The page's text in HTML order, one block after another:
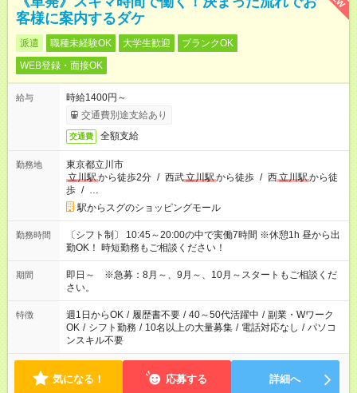
客様に案内するダケ
派遣 職種未経験OK 大学生歓迎
ブランクOK
WEB登録・面接OK
給与
時給1400円～
交通費別途支給あり
交通費 全額支給
勤務地
東京都立川市
立川駅から徒歩2分 / 西武立川駅から徒歩 / 西立川駅から徒
歩 / …
駅からスグのショッピングモール
勤務時間
〔シフト制〕 10:45～20:00の中で実働7時間 ※休憩1h 昼から出
勤OK！ 時短勤務もご相談ください！
期間
即日～ ※急募：8月～、9月～、10月～スタートもご相談くだ
さい。
特徴 週1日からOK / 履歴書不要 / 40～50代活躍中 / 副業・Wワーク
OK / シフト勤務 / 10名以上の大量募集 / 電話対応なし / パソコ
ンスキル不要
気になる！ 応募する 詳細へ